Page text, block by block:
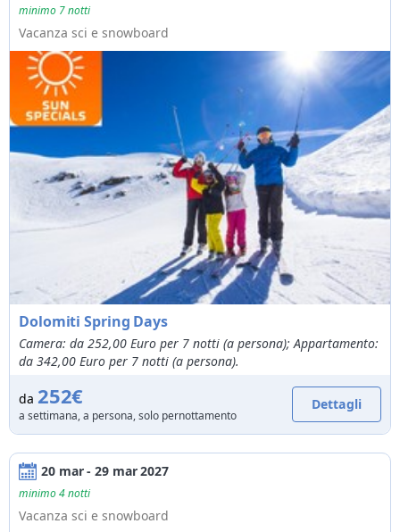
minimo 7 notti
Vacanza sci e snowboard
Dolomiti Spring Days
Camera: da 252,00 Euro per 7 notti (a persona); Appartamento:
da 342,00 Euro per 7 notti (a persona).
da 252€
a settimana, a persona, solo pernottamento
Dettagli
20 mar - 29 mar 2027
minimo 4 notti
Vacanza sci e snowboard